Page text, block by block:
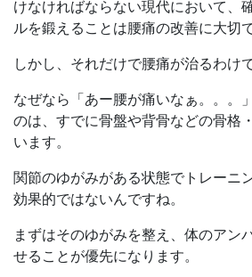
けなければならない現代において、
ルを鍛えることは腰痛の改善に大切で
しかし、それだけで腰痛が治るわけ
なぜなら「あー腰が痛いなぁ。。。
のは、すでに骨盤や背骨などの骨格
います。
関節のゆがみがある状態でトレーニ
効果的ではないんですね。
まずはそのゆがみを整え、体のアン
せることが優先になります。